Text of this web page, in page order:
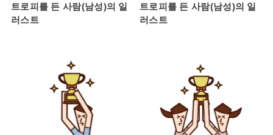
트로피를 든 사람(남성)의 일
러스트
트로피를 든 사람(남성)의 일
러스트